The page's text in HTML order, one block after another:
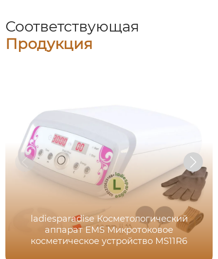
Соответствующая
Продукция
ladiesparadise Косметологический
аппарат EMS Микротоковое
косметическое устройство MS11R6